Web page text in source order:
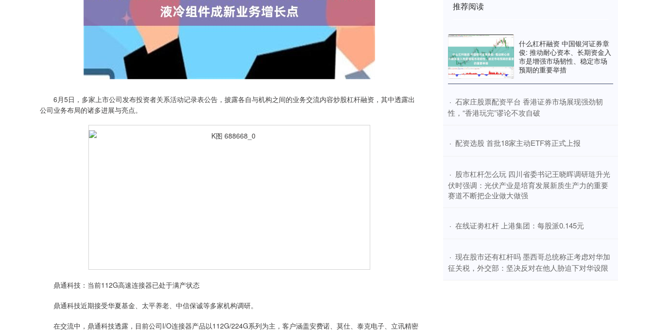
6月5日，多家上市公司发布投资者关系活动记录表公告，披露各自与机构之间的业务交流内容炒股杠杆融资，其中透露出
公司业务布局的诸多进展与亮点。
鼎通科技：当前112G高速连接器已处于满产状态
鼎通科技近期接受华夏基金、太平养老、中信保诚等多家机构调研。
在交流中，鼎通科技透露，目前公司I/O连接器产品以112G/224G系列为主，客户涵盖安费诺、莫仕、泰克电子、立讯精密
推荐阅读
什么杠杆融资 中国银河证券章
俊: 推动耐心资本、长期资金入
市是增强市场韧性、稳定市场
预期的重要举措
· ​石家庄股票配资平台 香港证券市场展现强劲韧
性，“香港玩完”谬论不攻自破
· ​配资选股 首批18家主动ETF将正式上报
· ​股市杠杆怎么玩 四川省委书记王晓晖调研琏升光
伏时强调：光伏产业是培育发展新质生产力的重要
赛道不断把企业做大做强
· ​在线证劵杠杆 上港集团：每股派0.145元
· ​现在股市还有杠杆吗 墨西哥总统称正考虑对华加
征关税，外交部：坚决反对在他人胁迫下对华设限